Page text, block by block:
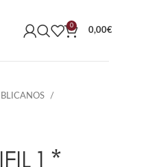
0
0,00€
1 *